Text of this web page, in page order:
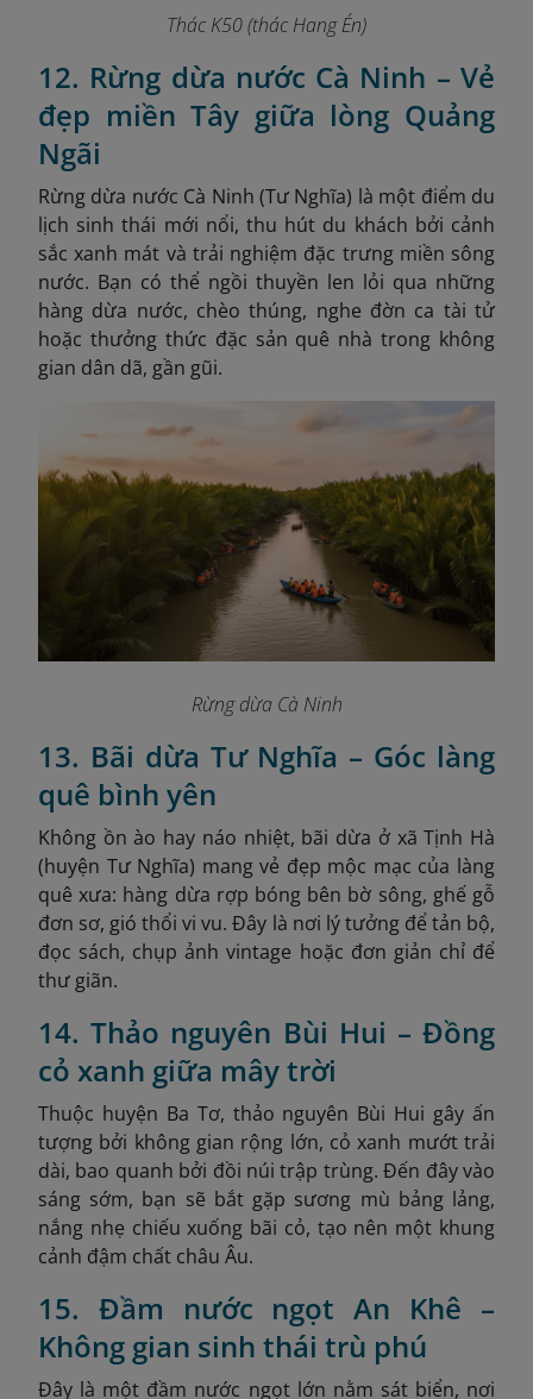
Thác K50 (thác Hang Én)
12. Rừng dừa nước Cà Ninh – Vẻ
đẹp miền Tây giữa lòng Quảng
Ngãi
Rừng dừa nước Cà Ninh (Tư Nghĩa) là một điểm du
lịch sinh thái mới nổi, thu hút du khách bởi cảnh
sắc xanh mát và trải nghiệm đặc trưng miền sông
nước. Bạn có thể ngồi thuyền len lỏi qua những
hàng dừa nước, chèo thúng, nghe đờn ca tài tử
hoặc thưởng thức đặc sản quê nhà trong không
gian dân dã, gần gũi.
Rừng dừa Cà Ninh
13. Bãi dừa Tư Nghĩa – Góc làng
quê bình yên
Không ồn ào hay náo nhiệt, bãi dừa ở xã Tịnh Hà
(huyện Tư Nghĩa) mang vẻ đẹp mộc mạc của làng
quê xưa: hàng dừa rợp bóng bên bờ sông, ghế gỗ
đơn sơ, gió thổi vi vu. Đây là nơi lý tưởng để tản bộ,
đọc sách, chụp ảnh vintage hoặc đơn giản chỉ để
thư giãn.
14. Thảo nguyên Bùi Hui – Đồng
cỏ xanh giữa mây trời
Thuộc huyện Ba Tơ, thảo nguyên Bùi Hui gây ấn
tượng bởi không gian rộng lớn, cỏ xanh mướt trải
dài, bao quanh bởi đồi núi trập trùng. Đến đây vào
sáng sớm, bạn sẽ bắt gặp sương mù bảng lảng,
nắng nhẹ chiếu xuống bãi cỏ, tạo nên một khung
cảnh đậm chất châu Âu.
15. Đầm nước ngọt An Khê –
Không gian sinh thái trù phú
Đây là một đầm nước ngọt lớn nằm sát biển, nơi